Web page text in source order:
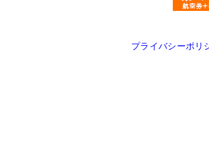
プライバシーポリ